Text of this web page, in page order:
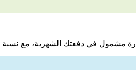
مشمول في دفعتك الشهرية، مع